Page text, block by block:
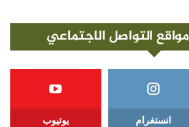
التواصل الاجتماعي
انستغرام يوتيوب